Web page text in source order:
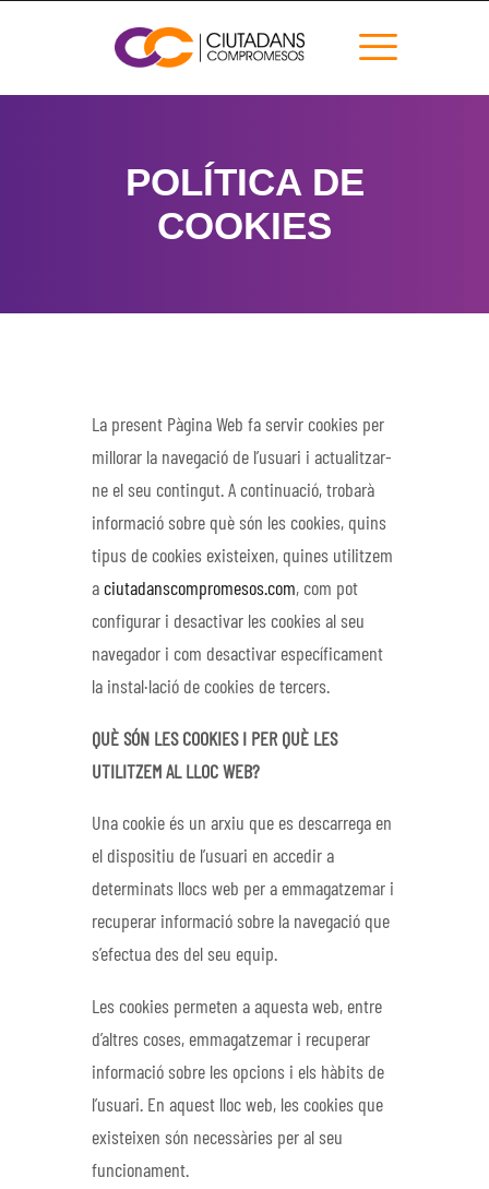
POLÍTICA DE
COOKIES
La present Pàgina Web fa servir cookies per
millorar la navegació de l’usuari i actualitzar-
ne el seu contingut. A continuació, trobarà
informació sobre què són les cookies, quins
tipus de cookies existeixen, quines utilitzem
a ciutadanscompromesos.com, com pot
configurar i desactivar les cookies al seu
navegador i com desactivar específicament
la instal·lació de cookies de tercers.
QUÈ SÓN LES COOKIES I PER QUÈ LES
UTILITZEM AL LLOC WEB?
Una cookie és un arxiu que es descarrega en
el dispositiu de l’usuari en accedir a
determinats llocs web per a emmagatzemar i
recuperar informació sobre la navegació que
s’efectua des del seu equip.
Les cookies permeten a aquesta web, entre
d’altres coses, emmagatzemar i recuperar
informació sobre les opcions i els hàbits de
l’usuari. En aquest lloc web, les cookies que
existeixen són necessàries per al seu
funcionament.